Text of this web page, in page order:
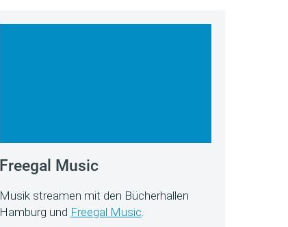
Freegal Music
Musik streamen mit den Bücherhallen
Hamburg und Freegal Music.